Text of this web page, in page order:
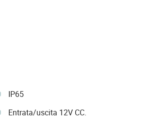
IP65
Entrata/uscita 12V CC.